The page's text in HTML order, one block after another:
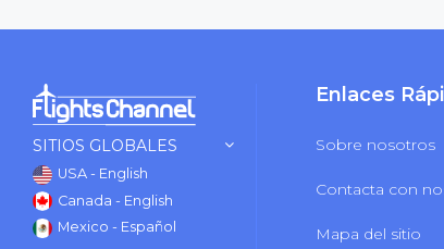
SITIOS GLOBALES
USA - English
Canada - English
Mexico - Español
Enlaces
Sobre nosotros
Contacta con
Mapa del sitio